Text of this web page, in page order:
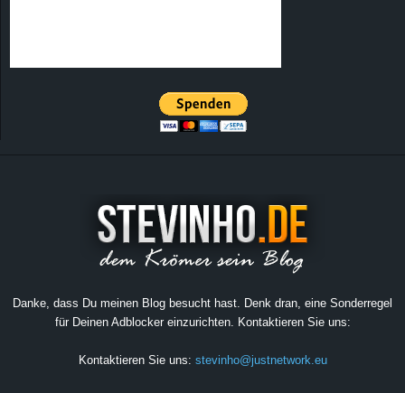
Danke, dass Du meinen Blog besucht hast. Denk dran, eine Sonderregel
für Deinen Adblocker einzurichten. Kontaktieren Sie uns:
Kontaktieren Sie uns: stevinho@justnetwork.eu